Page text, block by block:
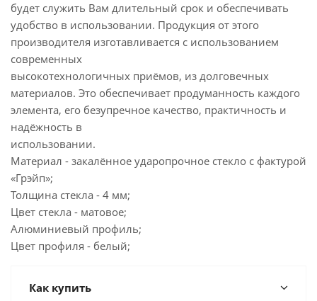
будет служить Вам длительный срок и обеспечивать
удобство в использовании. Продукция от этого
производителя изготавливается с использованием
современных
высокотехнологичных приёмов, из долговечных
материалов. Это обеспечивает продуманность каждого
элемента, его безупречное качество, практичность и
надёжность в
использовании.
Материал - закалённое ударопрочное стекло с фактурой
«Грэйп»;
Толщина стекла - 4 мм;
Цвет стекла - матовое;
Алюминиевый профиль;
Цвет профиля - белый;
Как купить